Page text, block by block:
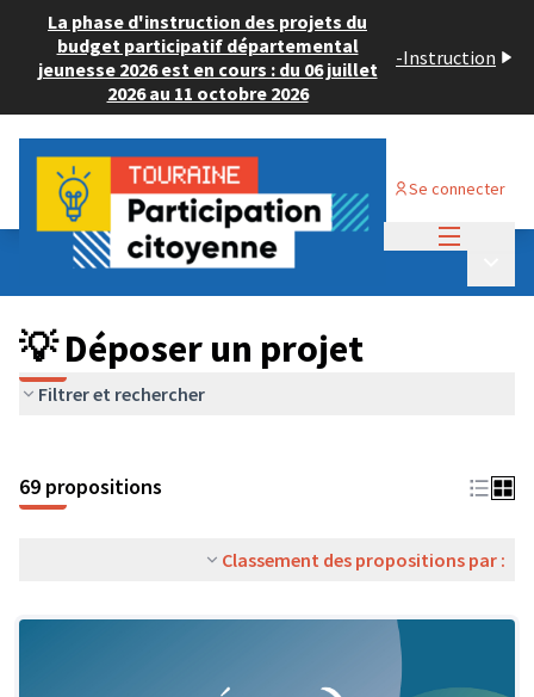
La phase d'instruction des projets du
budget participatif départemental
jeunesse 2026 est en cours : du 06 juillet
2026 au 11 octobre 2026
-Instruction
Se connecter
Budget Participatif ADULTE 2024
💡 Déposer un projet
💡 Déposer un projet
Filtrer et rechercher
69 propositions
Classement des propositions par :